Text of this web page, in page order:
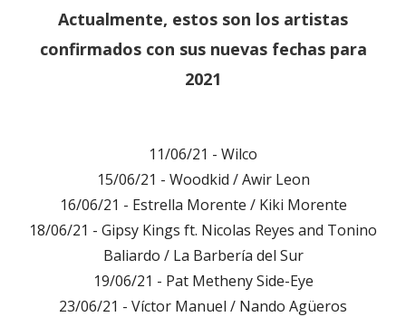
Actualmente, estos son los artistas
confirmados con sus nuevas fechas para
2021
11/06/21 - Wilco
15/06/21 - Woodkid / Awir Leon
16/06/21 - Estrella Morente / Kiki Morente
18/06/21 - Gipsy Kings ft. Nicolas Reyes and Tonino
Baliardo / La Barbería del Sur
19/06/21 - Pat Metheny Side-Eye
23/06/21 - Víctor Manuel / Nando Agüeros